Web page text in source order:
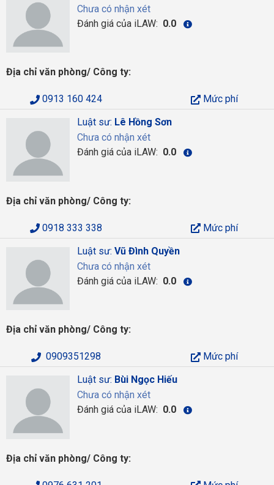
Chưa có nhận xét
Đánh giá của iLAW: 0.0
Địa chỉ văn phòng/ Công ty:
0913 160 424
Mức phí
Luật sư: Lê Hồng Sơn
Chưa có nhận xét
Đánh giá của iLAW: 0.0
Địa chỉ văn phòng/ Công ty:
0918 333 338
Mức phí
Luật sư: Vũ Đình Quyền
Chưa có nhận xét
Đánh giá của iLAW: 0.0
Địa chỉ văn phòng/ Công ty:
0909351298
Mức phí
Luật sư: Bùi Ngọc Hiếu
Chưa có nhận xét
Đánh giá của iLAW: 0.0
Địa chỉ văn phòng/ Công ty: